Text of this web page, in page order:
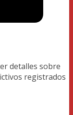
detalles sobre
registrados